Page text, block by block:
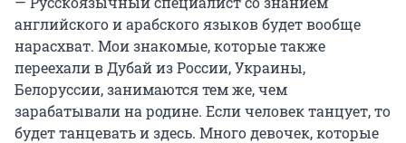
английского и арабского языков будет вообще
нарасхват. Мои знакомые, которые также
переехали в Дубай из России, Украины,
Белоруссии, занимаются тем же, чем
зарабатывали на родине. Если человек танцует, то
будет танцевать и здесь. Много девочек, которые